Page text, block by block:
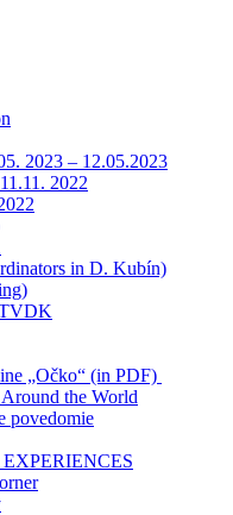
2023 – 12.05.2023
2022
in D. Kubín)
„Očko“ (in PDF)
the World
povedomie